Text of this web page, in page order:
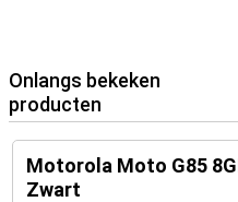
Onlangs bekeken
producten
Motorola Moto G85
Zwart